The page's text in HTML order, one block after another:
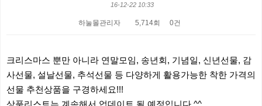
16-12-22 10:33
하눌몰관리자 5,714회 0건
크리스마스 뿐만 아니라 연말모임, 송년회, 기념일, 신년선물, 감
사선물, 설날선물, 추석선물 등 다양하게 활용가능한 착한 가격의
선물 추천상품을 구경하세요!!!
상품리스트는 계속해서 업데이트 될 예정입니다 ^^